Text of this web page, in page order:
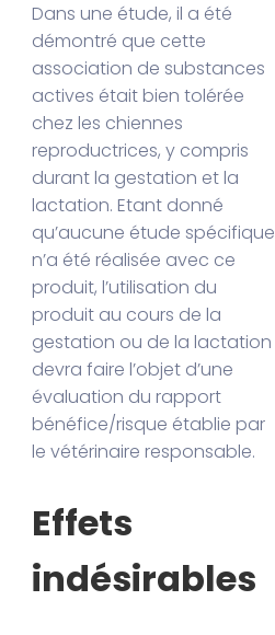
Dans une étude, il a été
démontré que cette
association de substances
actives était bien tolérée
chez les chiennes
reproductrices, y compris
durant la gestation et la
lactation. Etant donné
qu’aucune étude spécifique
n’a été réalisée avec ce
produit, l’utilisation du
produit au cours de la
gestation ou de la lactation
devra faire l’objet d’une
évaluation du rapport
bénéfice/risque établie par
le vétérinaire responsable.
Effets
indésirables